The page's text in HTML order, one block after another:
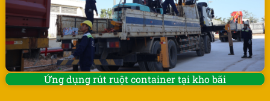
Ứng dụng rút ruột container tại kho bãi